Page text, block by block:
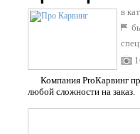
в
Компания ProКарвинг
любой сложности на